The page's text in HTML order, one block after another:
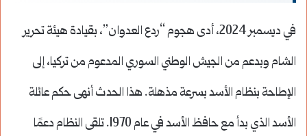
في ديسمبر 2024، أدى هجوم “ردع العدوان”، بقيادة هيئة تحرير
الشام وبدعم من الجيش الوطني السوري المدعوم من تركيا، إلى
الإطاحة بنظام الأسد بسرعة مذهلة. هذا الحدث أنهى حكم عائلة
الأسد الذي بدأ مع حافظ الأسد في عام 1970. تلقى النظام دعمًا